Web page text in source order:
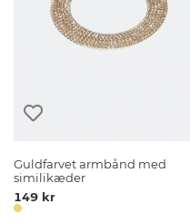
Guldfarvet armbånd med
similikæder
149 kr